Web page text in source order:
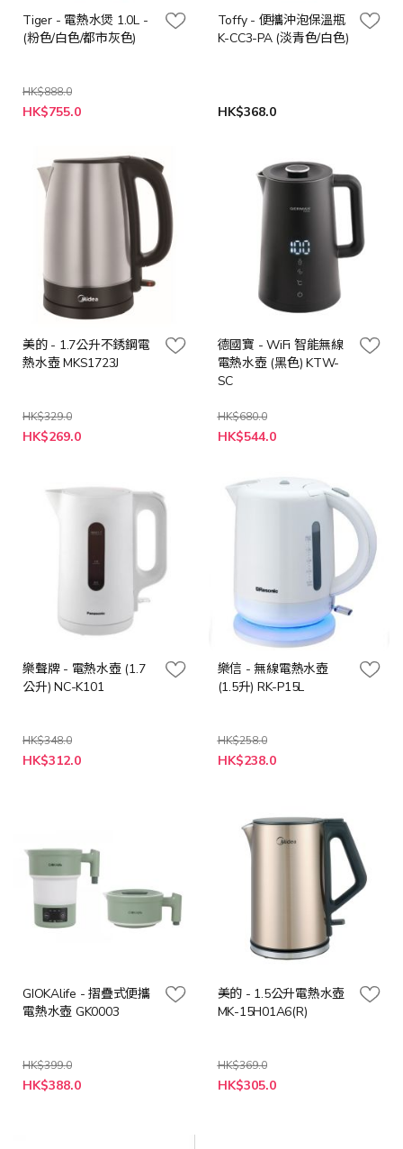
Tiger - 電熱水煲 1.0L -
(粉色/白色/都市灰色)
HK$888.0
HK$755.0
Toffy - 便攜沖泡保溫瓶
K-CC3-PA (淡青色/白色)
HK$368.0
美的 - 1.7公升不銹鋼電
熱水壺 MKS1723J
HK$329.0
特
殊
HK$269.0
德國寶 - WiFi 智能無線
電熱水壺 (黑色) KTW-
SC
HK$680.0
特
殊
HK$544.0
樂聲牌 - 電熱水壺 (1.7
公升) NC-K101
HK$348.0
特
殊
HK$312.0
樂信 - 無線電熱水壺
(1.5升) RK-P15L
HK$258.0
特
殊
HK$238.0
GIOKAlife - 摺疊式便攜
電熱水壺 GK0003
HK$399.0
特
殊
HK$388.0
美的 - 1.5公升電熱水壺
MK-15H01A6(R)
HK$369.0
特
殊
HK$305.0